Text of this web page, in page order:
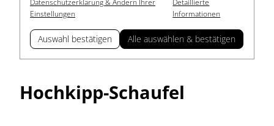
Datenschutzerklärung & Ändern Ihrer
Einstellungen
Detaillierte
Informationen
Auswahl bestätigen Alle auswählen & bestätigen
Hochkipp-Schaufel